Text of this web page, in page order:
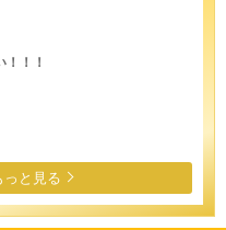
！！！
っと見る